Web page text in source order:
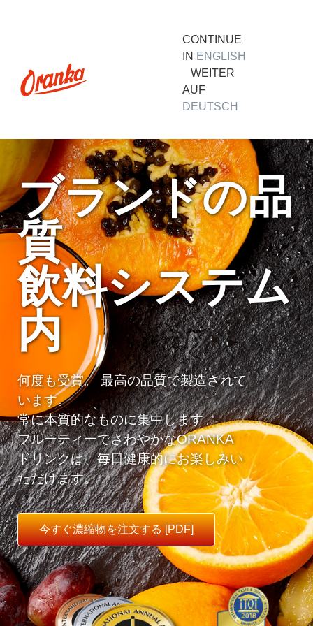
CONTINUE
IN ENGLISH
WEITER
AUF
DEUTSCH
ブランドの品
質
飲料システム
内
何度も受賞。 最高の品質で製造されて
います。
常に本質的なものに集中します。
フルーティーでさわやかなORANKA
ドリンクは、毎日健康的にお楽しみい
ただけます。
今すぐ濃縮物を注文する [PDF]